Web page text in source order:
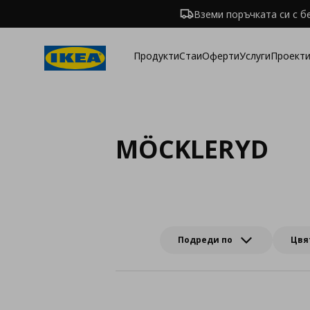
Вземи поръчката си с
ПродуктиСтаиОфертиУслуги
MÖCKLERYD
Подреди по